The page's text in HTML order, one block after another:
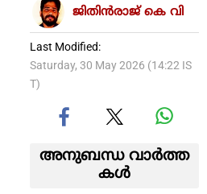
ജിതിൻരാജ് കെ വി
Last Modified:
Saturday, 30 May 2026 (14:22 IS
T)
അനുബന്ധ വാര്‍ത്ത
കള്‍